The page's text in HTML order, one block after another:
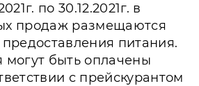
по 30.12.2021г. в
продаж размещаются
питания.
могут быть оплачены
с прейскурантом